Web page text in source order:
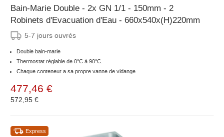
Bain-Marie Double - 2x GN 1/1 - 150mm - 2
Robinets d'Evacuation d'Eau - 660x540x(H)220mm
5-7 jours ouvrés
Double bain-marie
Thermostat réglable de 0°C à 90°C.
Chaque conteneur a sa propre vanne de vidange
477,46 €
572,95 €
Express